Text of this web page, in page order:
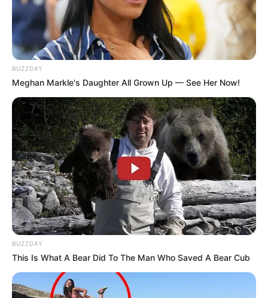
BUZZDAY
Meghan Markle's Daughter All Grown Up — See Her Now!
BUZZDAY
This Is What A Bear Did To The Man Who Saved A Bear Cub